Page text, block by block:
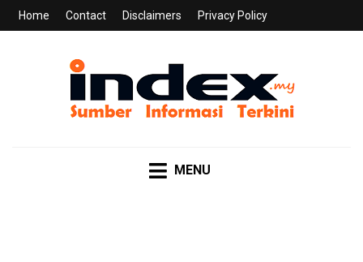
Home Contact Disclaimers Privacy Policy
MENU